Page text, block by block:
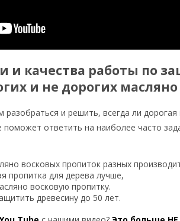
и качества работы по
и не дорогих
и решить, всегда ли
ответить на наиболее часто
восковых пропиток разных
пропитка для дерева лучше,
восковую пропитку.
древесину до 50 лет.